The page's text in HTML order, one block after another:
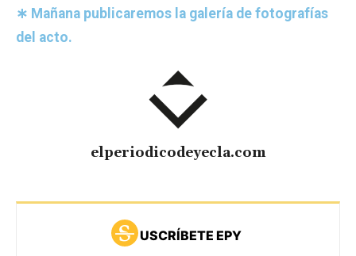
∗ Mañana publicaremos la galería de fotografías
del acto.
elperiodicodeyecla.com
USCRÍBETE EPY